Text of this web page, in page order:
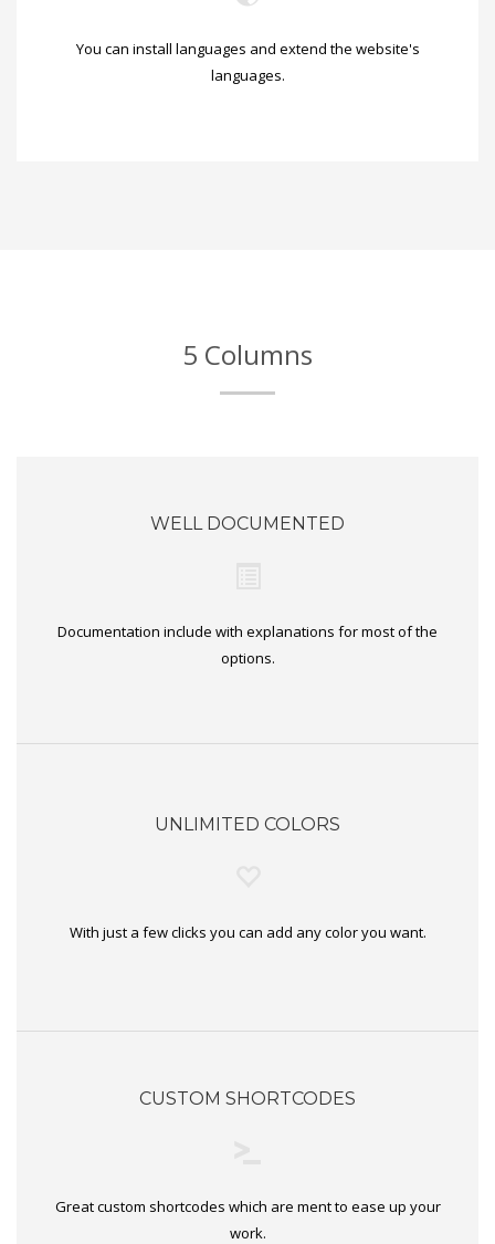
You can install languages and extend the website's
languages.
5 Columns
WELL DOCUMENTED
Documentation include with explanations for most of the
options.
UNLIMITED COLORS
With just a few clicks you can add any color you want.
CUSTOM SHORTCODES
Great custom shortcodes which are ment to ease up your
work.